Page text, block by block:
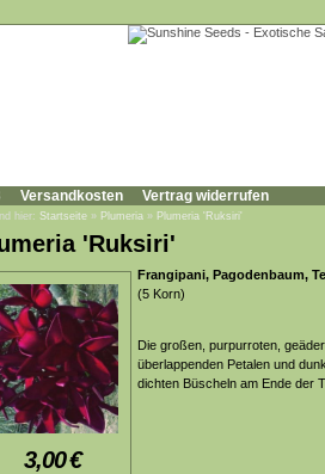
Versandkosten Vertrag widerrufen
hier: Startseite » Plumeria » Plumeria 'Ruksiri'
'Ruksiri'
3,00€
Frangipani, Pagodenbaum,
(5 Korn)
Die großen, purpurroten,
überlappenden Petalen und
dichten Büscheln am Ende der